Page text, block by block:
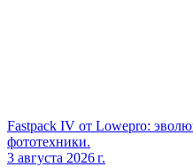
Fastpack IV от Lowepro:
фототехники.
3 августа 2026 г.